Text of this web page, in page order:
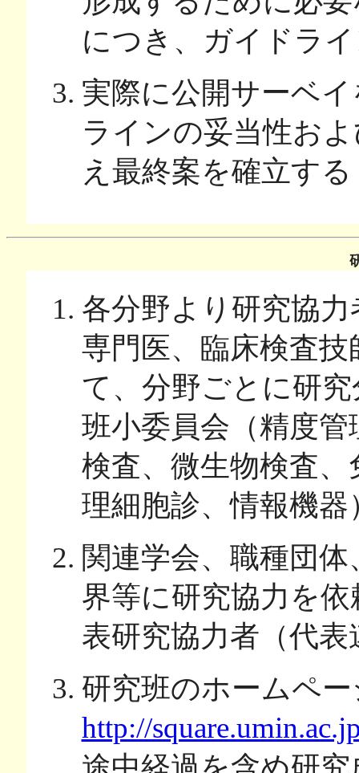
につき、ガイドラ
実際に公開サーベ
ラインの妥当性お
え最終案を確立する
各分野より研究協
専門医、臨床検査
て、分野ごとに研
班小委員会（精度
検査、微生物検査
理細胞診、情報機
関連学会、職種団
界等に研究協力を
表研究協力者（代
研究班のホームペー
http://